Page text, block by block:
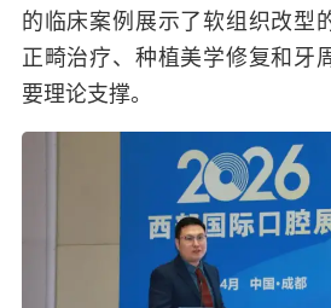
的临床案例展示了软组织改型
正畸治疗、种植美学修复和牙
要理论支撑。